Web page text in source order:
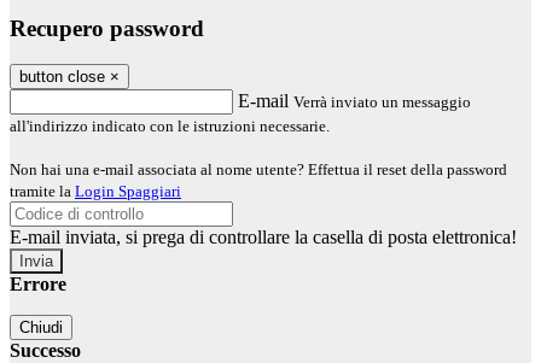
Recupero password
button close ×
E-mail Verrà inviato un messaggio
all'indirizzo indicato con le istruzioni necessarie.
Non hai una e-mail associata al nome utente? Effettua il reset della password
tramite la Login Spaggiari
E-mail inviata, si prega di controllare la casella di posta elettronica!
Errore
Chiudi
Successo